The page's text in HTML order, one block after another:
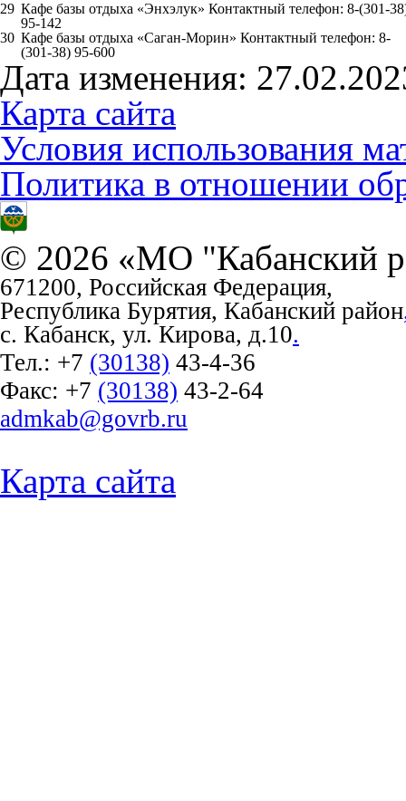
29 Кафе базы отдыха «Энхэлук» Контактный телефон: 8-(301-
95-142
30 Кафе базы отдыха «Саган-Морин» Контактный телефон: 8-
(301-38) 95-600
Дата изменения:
Карта сайта
Условия использования
Политика в отношении
© 2026 «МО "Кабанский
671200, Российская Федерация,
Республика Бурятия, Кабанский район
с. Кабанск, ул. Кирова, д.10.
Тел.: +7 (30138) 43-4-36
Факс: +7 (30138) 43-2-64
admkab@govrb.ru
Карта сайта